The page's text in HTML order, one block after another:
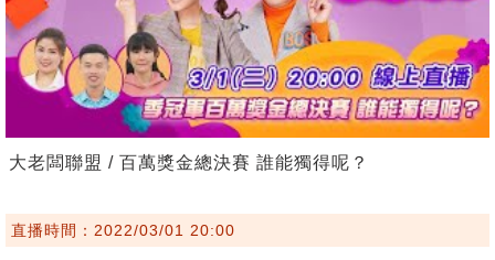
大老闆聯盟 / 百萬獎金總決賽 誰能獨得呢？
直播時間：2022/03/01 20:00